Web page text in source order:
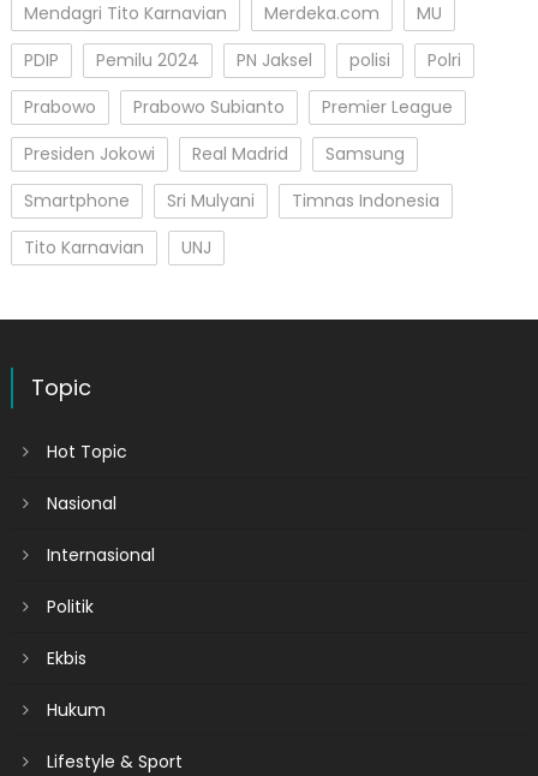
Mendagri Tito Karnavian
Merdeka.com
MU
PDIP
Pemilu 2024 PN Jaksel polisi
Polri
Prabowo
Prabowo Subianto
Premier League
Presiden Jokowi
Real Madrid
Samsung
Smartphone
Sri Mulyani
Timnas Indonesia
Tito Karnavian
UNJ
Topic
Hot Topic
Nasional
Internasional
Politik
Ekbis
Hukum
Lifestyle & Sport